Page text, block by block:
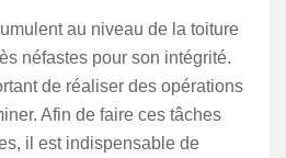
au niveau de la toiture
néfastes pour son intégrité.
de réaliser des opérations
Afin de faire ces tâches
il est indispensable de